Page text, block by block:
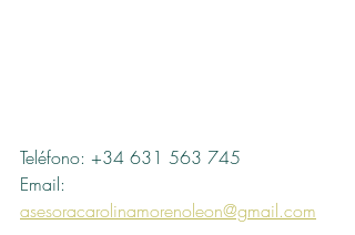
Teléfono: +34 631 563 745
Email:
asesoracarolinamorenoleon@gmail.com